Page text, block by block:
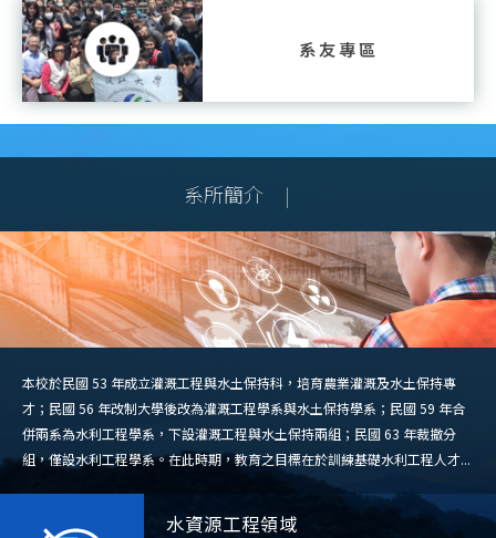
系友專區
系所簡介 |
本校於民國 53 年成立灌溉工程與水土保持科，培育農業灌溉及水土保持專
才；民國 56 年改制大學後改為灌溉工程學系與水土保持學系；民國 59 年合
併兩系為水利工程學系，下設灌溉工程與水土保持兩組；民國 63 年裁撤分
組，僅設水利工程學系。在此時期，教育之目標在於訓練基礎水利工程人才...
水資源工程領域